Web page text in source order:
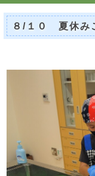
８/１０ 夏休み